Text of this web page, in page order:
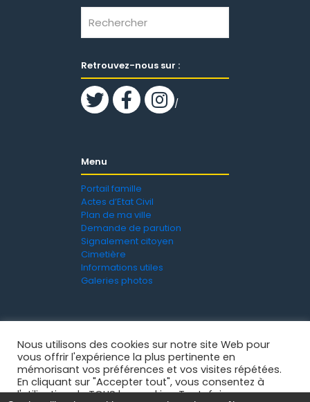
Retrouvez-nous sur :
/
Menu
Portail famille
Actes d’Etat Civil
Plan de ma ville
Demande de parution
Signalement citoyen
Cimetière
Informations utiles
Galeries photos
Nous utilisons des cookies sur notre site Web pour
vous offrir l'expérience la plus pertinente en
mémorisant vos préférences et vos visites répétées.
En cliquant sur "Accepter tout", vous consentez à
l'utilisation de TOUS les cookies. Toutefois, vous